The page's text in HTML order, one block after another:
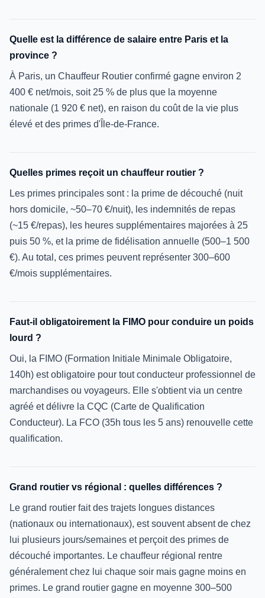
Quelle est la différence de salaire entre Paris et la
province ?
À Paris, un Chauffeur Routier confirmé gagne environ 2
400 € net/mois, soit 25 % de plus que la moyenne
nationale (1 920 € net), en raison du coût de la vie plus
élevé et des primes d'Île-de-France.
Quelles primes reçoit un chauffeur routier ?
Les primes principales sont : la prime de découché (nuit
hors domicile, ~50–70 €/nuit), les indemnités de repas
(~15 €/repas), les heures supplémentaires majorées à 25
puis 50 %, et la prime de fidélisation annuelle (500–1 500
€). Au total, ces primes peuvent représenter 300–600
€/mois supplémentaires.
Faut-il obligatoirement la FIMO pour conduire un poids
lourd ?
Oui, la FIMO (Formation Initiale Minimale Obligatoire,
140h) est obligatoire pour tout conducteur professionnel de
marchandises ou voyageurs. Elle s'obtient via un centre
agréé et délivre la CQC (Carte de Qualification
Conducteur). La FCO (35h tous les 5 ans) renouvelle cette
qualification.
Grand routier vs régional : quelles différences ?
Le grand routier fait des trajets longues distances
(nationaux ou internationaux), est souvent absent de chez
lui plusieurs jours/semaines et perçoit des primes de
découché importantes. Le chauffeur régional rentre
généralement chez lui chaque soir mais gagne moins en
primes. Le grand routier gagne en moyenne 300–500